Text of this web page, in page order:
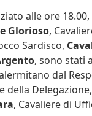
alle ore
Glorioso,
Sardisco,
, sono stati
dal
della
, Cavaliere di